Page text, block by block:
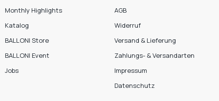
Monthly Highlights
Katalog
BALLONI Store
BALLONI Event
Jobs
AGB
Widerruf
Versand & Lieferung
Zahlungs- & Versandarten
Impressum
Datenschutz